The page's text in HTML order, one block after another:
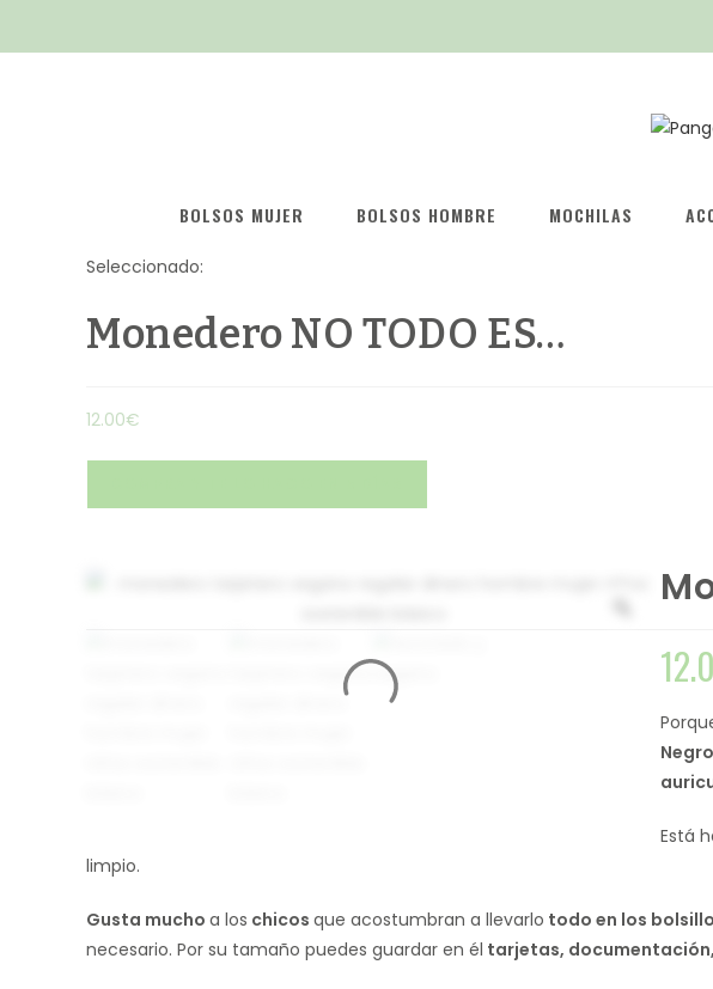
BOLSOS MUJER BOLSOS HOMBRE MOCHILAS
Seleccionado:
Monedero NO TODO ES…
12.00€
Está
limpio.
Gusta mucho a los chicos que acostumbran a llevarlo todo en los
necesario. Por su tamaño puedes guardar en él tarjetas, documentación,